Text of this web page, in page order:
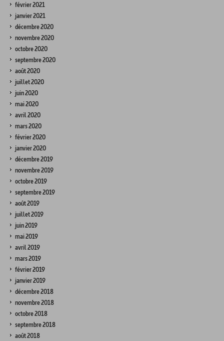
février 2021
janvier 2021
décembre 2020
novembre 2020
octobre 2020
septembre 2020
août 2020
juillet 2020
juin 2020
mai 2020
avril 2020
mars 2020
février 2020
janvier 2020
décembre 2019
novembre 2019
octobre 2019
septembre 2019
août 2019
juillet 2019
juin 2019
mai 2019
avril 2019
mars 2019
février 2019
janvier 2019
décembre 2018
novembre 2018
octobre 2018
septembre 2018
août 2018